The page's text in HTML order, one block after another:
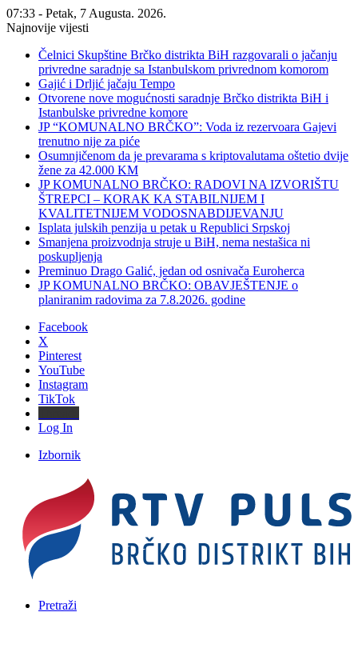
07:33 - Petak, 7 Augusta. 2026.
Najnovije vijesti
Čelnici Skupštine Brčko distrikta BiH razgovarali o jačanju
privredne saradnje sa Istanbulskom privrednom komorom
Gajić i Drljić jačaju Tempo
Otvorene nove mogućnosti saradnje Brčko distrikta BiH i
Istanbulske privredne komore
JP “KOMUNALNO BRČKO”: Voda iz rezervoara Gajevi
trenutno nije za piće
Osumnjičenom da je prevarama s kriptovalutama oštetio dvije
žene za 42.000 KM
JP KOMUNALNO BRČKO: RADOVI NA IZVORIŠTU
ŠTREPCI – KORAK KA STABILNIJEM I
KVALITETNIJEM VODOSNABDIJEVANJU
Isplata julskih penzija u petak u Republici Srpskoj
Smanjena proizvodnja struje u BiH, nema nestašica ni
poskupljenja
Preminuo Drago Galić, jedan od osnivača Euroherca
JP KOMUNALNO BRČKO: OBAVJEŠTENJE o
planiranim radovima za 7.8.2026. godine
Facebook
X
Pinterest
YouTube
Instagram
TikTok
Log In
Izbornik
Pretraži